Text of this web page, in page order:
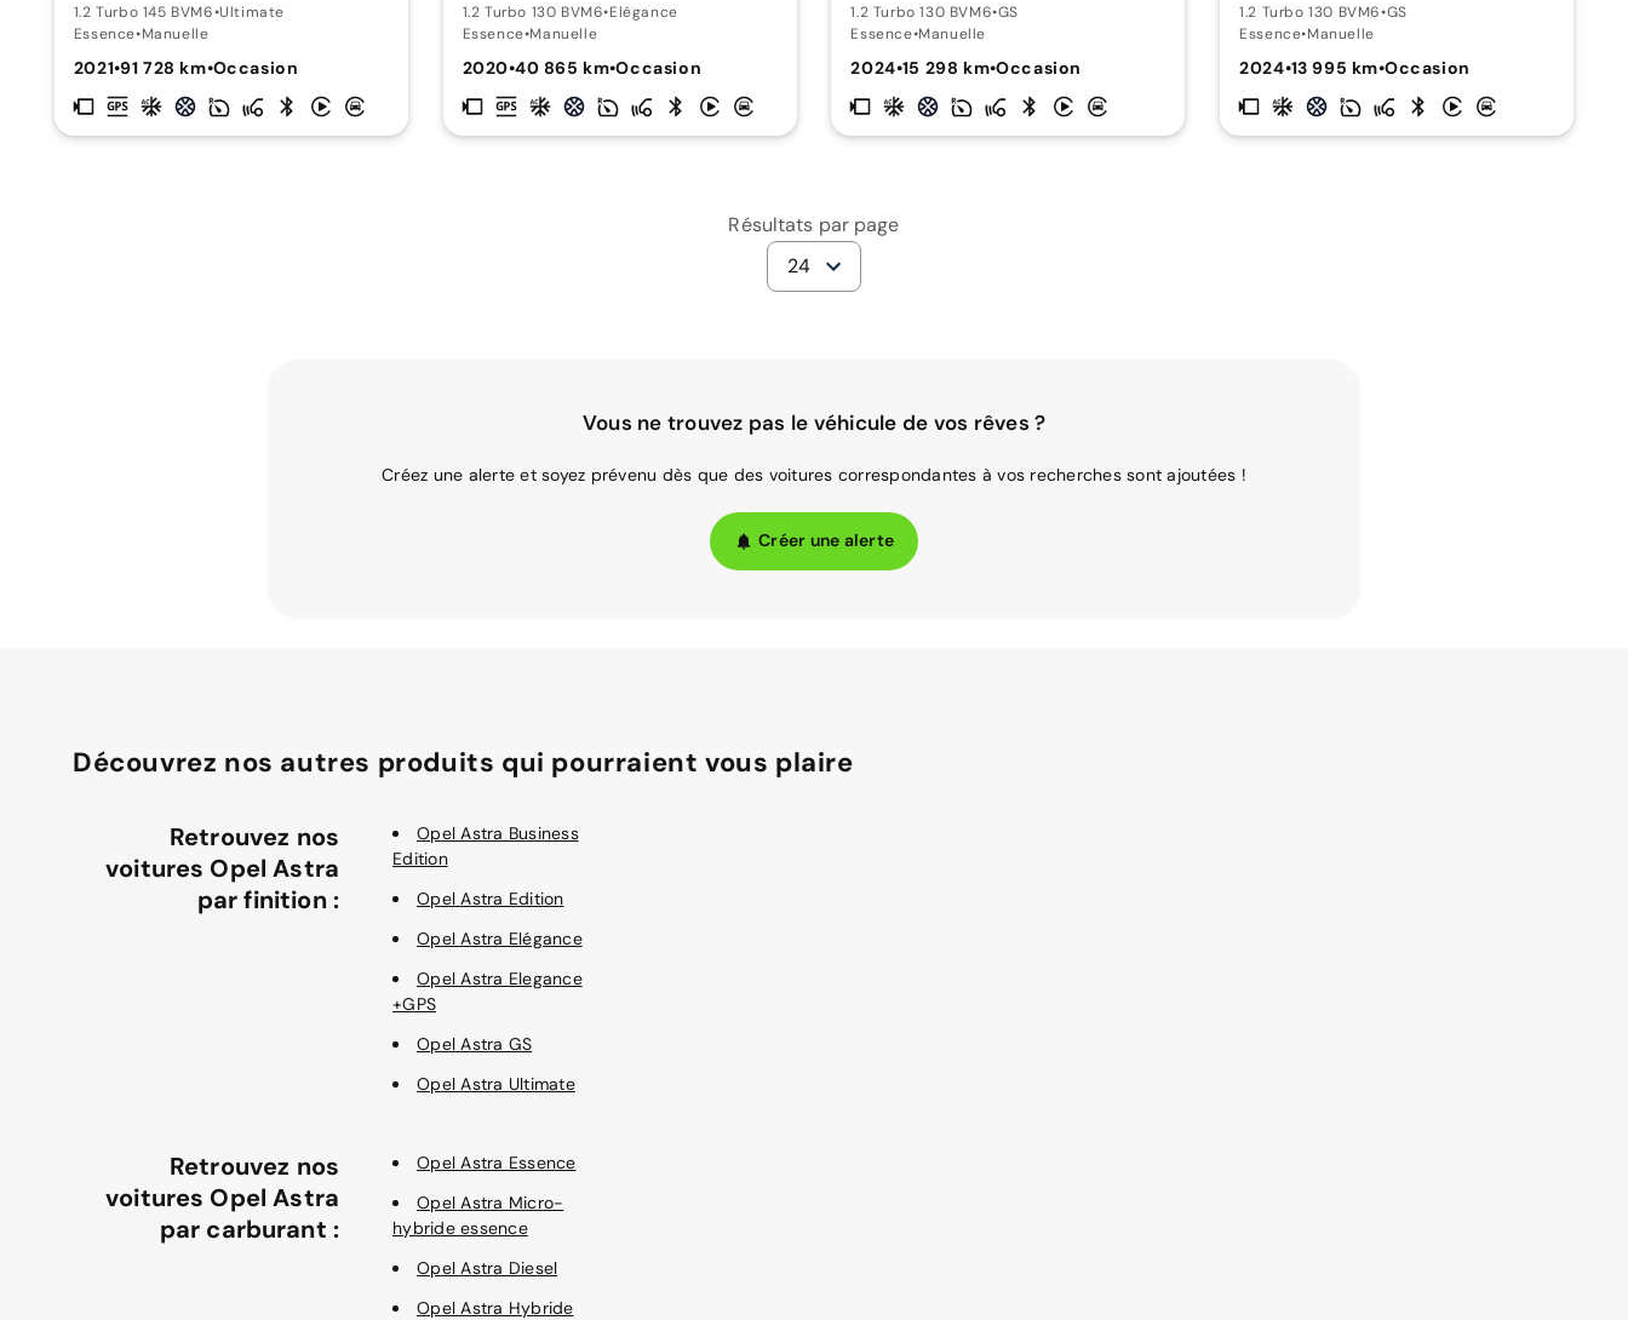
1.2 Turbo 145 BVM6•Ultimate
Essence•Manuelle
2021•91 728 km•Occasion
1.2 Turbo 130 BVM6•Elégance
Essence•Manuelle
2020•40 865 km•Occasion
1.2 Turbo 130 BVM6•GS
Essence•Manuelle
2024•15 298 km•Occasion
1.2 Turbo 130 BVM6•GS
Essence•Manuelle
2024•13 995 km•Occasion
Résultats par page
24
Vous ne trouvez pas le véhicule de vos rêves ?
Créez une alerte et soyez prévenu dès que des voitures correspondantes à vos recherches sont ajoutées !
Créer une alerte
Découvrez nos autres produits qui pourraient vous plaire
Retrouvez nos
voitures Opel Astra
par finition :
Opel Astra Business
Edition
Opel Astra Edition
Opel Astra Elégance
Opel Astra Elegance
+GPS
Opel Astra GS
Opel Astra Ultimate
Retrouvez nos
voitures Opel Astra
par carburant :
Opel Astra Essence
Opel Astra Micro-
hybride essence
Opel Astra Diesel
Opel Astra Hybride